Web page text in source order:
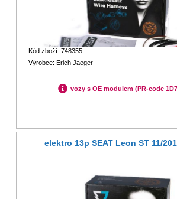
Kód zboží: 748355
Výrobce: Erich Jaeger
vozy s OE modulem (PR-code
elektro 13p SEAT Leon ST 11/